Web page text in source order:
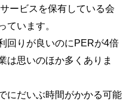
ービスを保有している会
ています。
回りが良いのにPERが4倍
は思いのほか多くありま
にだいぶ時間がかかる可能